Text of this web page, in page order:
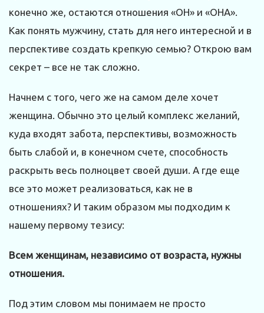
конечно же, остаются отношения «ОН» и «ОНА».
Как понять мужчину, стать для него интересной и в
перспективе создать крепкую семью? Открою вам
секрет – все не так сложно.
Начнем с того, чего же на самом деле хочет
женщина. Обычно это целый комплекс желаний,
куда входят забота, перспективы, возможность
быть слабой и, в конечном счете, способность
раскрыть весь полноцвет своей души. А где еще
все это может реализоваться, как не в
отношениях? И таким образом мы подходим к
нашему первому тезису:
Всем женщинам, независимо от возраста, нужны
отношения.
Под этим словом мы понимаем не просто